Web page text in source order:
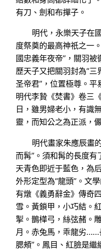
有刀、劍和布撣子。
明代，永樂天子在
度祭奠的最高神祇之一
國忠義年夜帝”，關羽
歷天子又把關羽封為“
圣帝君”，位置極尊。平
明代李贄《焚書》卷三
日，雖男婦老小，有識
靈，而知公之為正派，
明代畫家朱應辰畫
而髯”。須和髯的長度
天青色即近于藍色，為
外形定型為“龍頭”。文
有燉《義勇辭金》傳奇
雪。黃鎖甲，小巧結。
掣。鵲樺弓，絲弦赭。
月。赤兔馬，乖龍劣……
腮頰”。鳳目、紅臉是